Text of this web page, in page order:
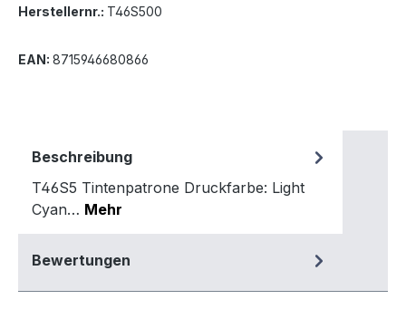
Herstellernr.: T46S500
EAN: 8715946680866
Beschreibung
T46S5 Tintenpatrone Druckfarbe: Light
Cyan… Mehr
Bewertungen